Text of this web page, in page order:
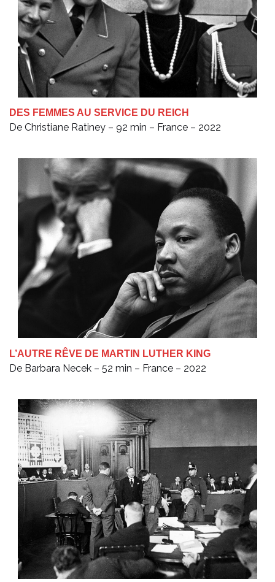
DES FEMMES AU SERVICE DU REICH
De Christiane Ratiney – 92 min – France – 2022
L’AUTRE RÊVE DE MARTIN LUTHER KING
De Barbara Necek – 52 min – France – 2022